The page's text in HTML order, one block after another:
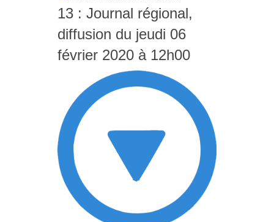
13 : Journal régional,
diffusion du jeudi 06
février 2020 à 12h00